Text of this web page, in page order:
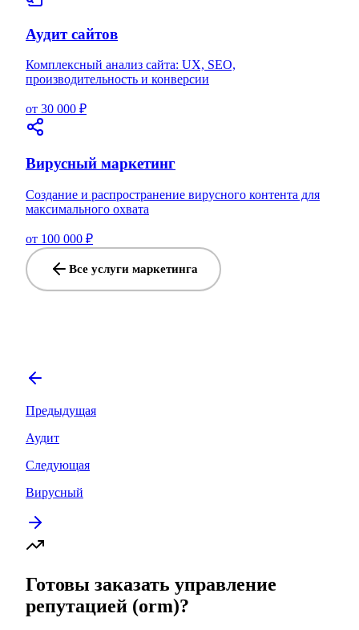
Аудит сайтов
Комплексный анализ сайта: UX, SEO,
производительность и конверсии
от 30 000 ₽
Вирусный маркетинг
Создание и распространение вирусного контента для
максимального охвата
от 100 000 ₽
Все услуги маркетинга
Предыдущая
Аудит
Следующая
Вирусный
Готовы заказать управление
репутацией (orm)?